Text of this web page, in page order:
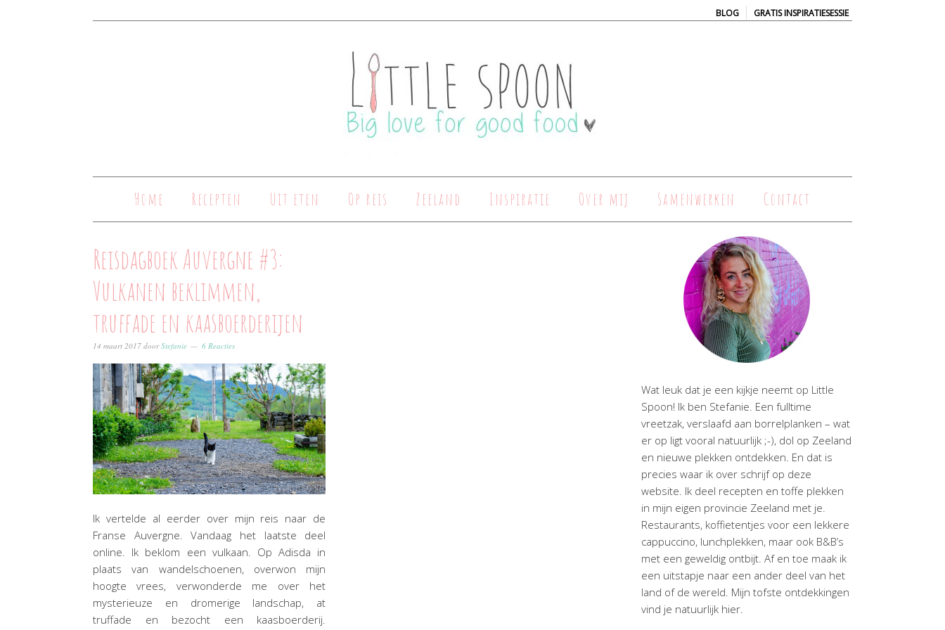
BLOG | GRATIS INSPIRATIESESSIE
Home Recepten Uit eten Op reis Zeeland Inspiratie Over mij Samenwerken Contact
Reisdagboek Auvergne #3:
Vulkanen beklimmen,
truffade en kaasboerderijen
14 maart 2017 doorStefanie 6 Reacties
Ik vertelde al eerder over mijn reis naar de
Franse Auvergne. Vandaag het laatste deel
online. Ik beklom een vulkaan. Op Adisda in
plaats van wandelschoenen, overwon mijn
hoogte vrees, verwonderde me over het
mysterieuze en dromerige landschap, at
truffade en bezocht een kaasboerderij.
Wat leuk dat je een kijkje neemt op Little
Spoon! Ik ben Stefanie. Een fulltime
vreetzak, verslaafd aan borrelplanken – wat
er op ligt vooral natuurlijk ;-), dol op Zeeland
en nieuwe plekken ontdekken. En dat is
precies waar ik over schrijf op deze
website. Ik deel recepten en toffe plekken
in mijn eigen provincie Zeeland met je.
Restaurants, koffietentjes voor een lekkere
cappuccino, lunchplekken, maar ook B&B’s
met een geweldig ontbijt. Af en toe maak ik
een uitstapje naar een ander deel van het
land of de wereld. Mijn tofste ontdekkingen
vind je natuurlijk hier.